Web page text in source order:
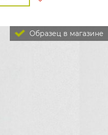
Образец в магазине